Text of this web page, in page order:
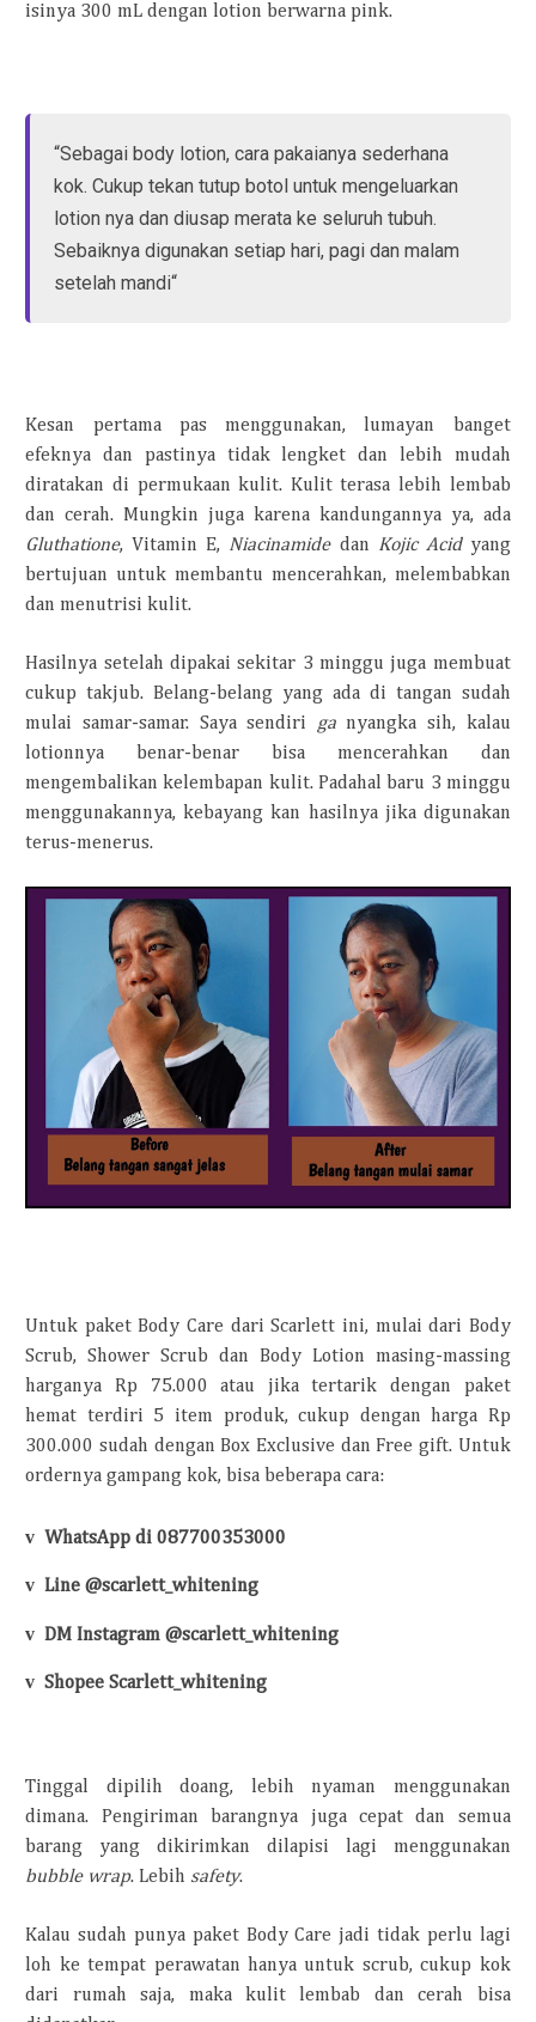
isinya 300 mL dengan lotion berwarna pink.
“Sebagai body lotion, cara pakaianya sederhana
kok. Cukup tekan tutup botol untuk mengeluarkan
lotion nya dan diusap merata ke seluruh tubuh.
Sebaiknya digunakan setiap hari, pagi dan malam
setelah mandi“
Kesan pertama pas menggunakan, lumayan banget
efeknya dan pastinya tidak lengket dan lebih mudah
diratakan di permukaan kulit. Kulit terasa lebih lembab
dan cerah. Mungkin juga karena kandungannya ya, ada
Gluthatione, Vitamin E, Niacinamidedan Kojic Acidyang
bertujuan untuk membantu mencerahkan, melembabkan
dan menutrisi kulit.
Hasilnya setelah dipakai sekitar 3 minggu juga membuat
cukup takjub. Belang-belang yang ada di tangan sudah
mulai samar-samar. Saya sendiri ganyangka sih, kalau
lotionnya benar-benar bisa mencerahkan dan
mengembalikan kelembapan kulit. Padahal baru 3 minggu
menggunakannya, kebayang kan hasilnya jika digunakan
terus-menerus.
Untuk paket Body Care dari Scarlett ini, mulai dari Body
Scrub, Shower Scrub dan Body Lotion masing-massing
harganya Rp 75.000 atau jika tertarik dengan paket
hemat terdiri 5 item produk, cukup dengan harga Rp
300.000 sudah dengan Box Exclusive dan Free gift. Untuk
ordernya gampang kok, bisa beberapa cara:
v WhatsApp di 087700353000
v Line @scarlett_whitening
v DM Instagram @scarlett_whitening
v Shopee Scarlett_whitening
Tinggal dipilih doang, lebih nyaman menggunakan
dimana. Pengiriman barangnya juga cepat dan semua
barang yang dikirimkan dilapisi lagi menggunakan
bubble wrap. Lebih safety.
Kalau sudah punya paket Body Care jadi tidak perlu lagi
loh ke tempat perawatan hanya untuk scrub, cukup kok
dari rumah saja, maka kulit lembab dan cerah bisa